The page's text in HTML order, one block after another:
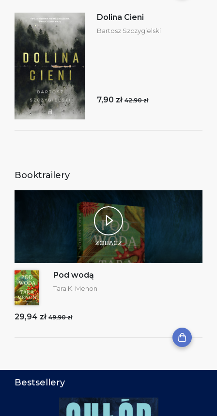
Dolina Cieni
Bartosz Szczygielski
7,90 zł 42,90 zł
Booktrailery
ZOBACZ
Pod wodą
Tara K. Menon
29,94 zł 49,90 zł
Bestsellery